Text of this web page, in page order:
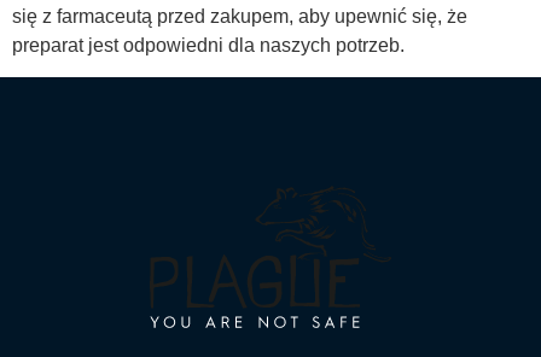
się z farmaceutą przed zakupem, aby upewnić się, że
preparat jest odpowiedni dla naszych potrzeb.